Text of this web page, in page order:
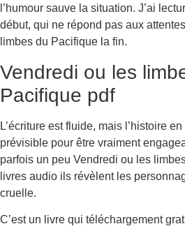
l’humour sauve la situation. J’ai
début, qui ne répond pas aux
limbes du Pacifique la fin.
Vendredi ou les
Pacifique pdf
L’écriture est fluide, mais l’histoire
prévisible pour être vraiment
parfois un peu Vendredi ou les
livres audio ils révèlent les
cruelle.
C’est un livre qui téléchargement